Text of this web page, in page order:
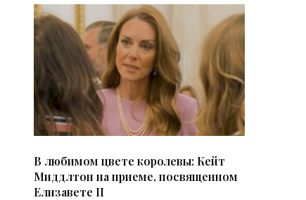
В любимом цвете королевы: Кейт
Миддлтон на приеме, посвященном
Елизавете II